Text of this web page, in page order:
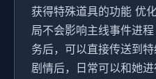
获得特殊道具的功能 优
局不会影响主线事件进
务后，可以直接传送到
剧情后，日常可以和她